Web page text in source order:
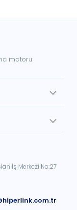
motoru
İş Merkezi No:27